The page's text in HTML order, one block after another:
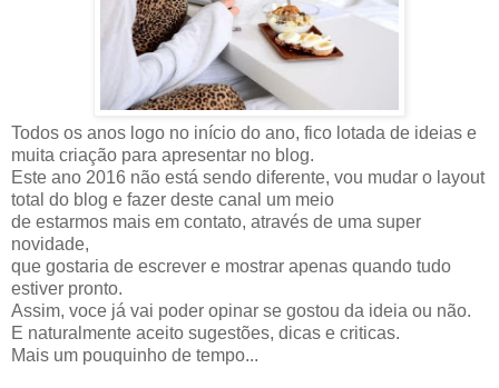
Todos os anos logo no início do ano, fico lotada de ideias e
muita criação para apresentar no blog.
Este ano 2016 não está sendo diferente, vou mudar o layout
total do blog e fazer deste canal um meio
de estarmos mais em contato, através de uma super
novidade,
que gostaria de escrever e mostrar apenas quando tudo
estiver pronto.
Assim, voce já vai poder opinar se gostou da ideia ou não.
E naturalmente aceito sugestões, dicas e criticas.
Mais um pouquinho de tempo...